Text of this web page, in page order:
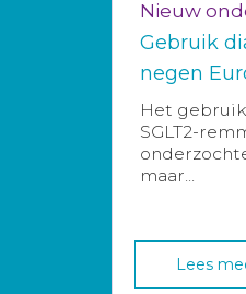
Nieuw
Gebruik
negen
Het gebruik
SGLT2-
maar...
Lees